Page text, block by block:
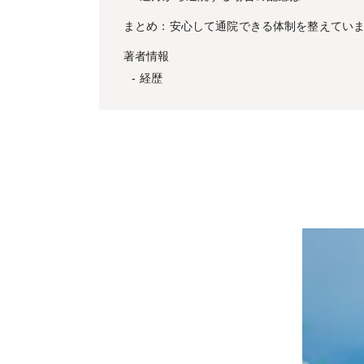
まとめ：安心して通院できる体制を整えてい
著者情報
経歴